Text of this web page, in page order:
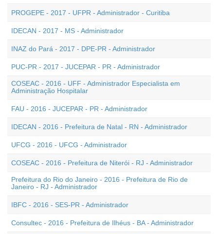
PROGEPE - 2017 - UFPR - Administrador - Curitiba
IDECAN - 2017 - MS - Administrador
INAZ do Pará - 2017 - DPE-PR - Administrador
PUC-PR - 2017 - JUCEPAR - PR - Administrador
COSEAC - 2016 - UFF - Administrador Especialista em
Administração Hospitalar
FAU - 2016 - JUCEPAR - PR - Administrador
IDECAN - 2016 - Prefeitura de Natal - RN - Administrador
UFCG - 2016 - UFCG - Administrador
COSEAC - 2016 - Prefeitura de Niterói - RJ - Administrador
Prefeitura do Rio do Janeiro - 2016 - Prefeitura de Rio de
Janeiro - RJ - Administrador
IBFC - 2016 - SES-PR - Administrador
Consultec - 2016 - Prefeitura de Ilhéus - BA - Administrador